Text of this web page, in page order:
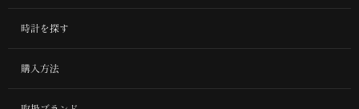
時計を探す
購入方法